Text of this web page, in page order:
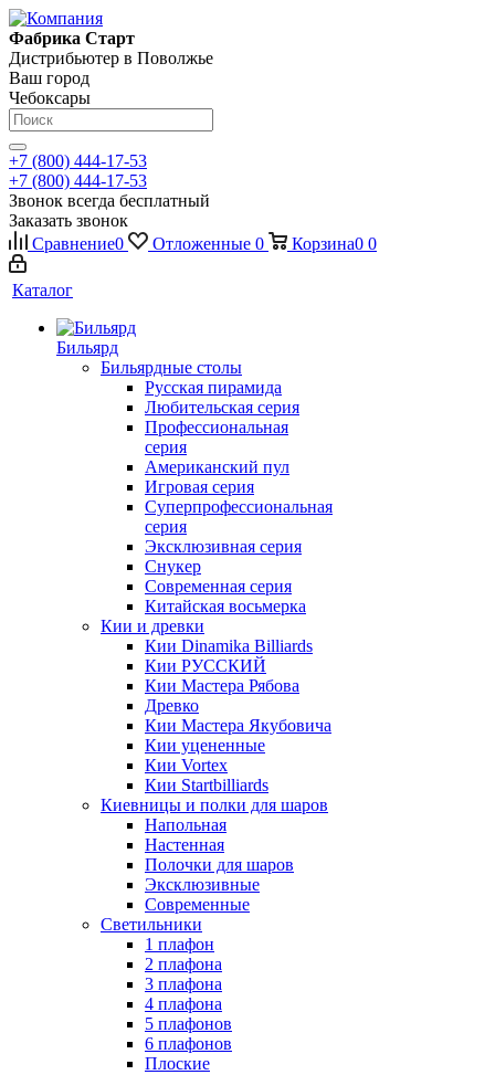
Фабрика Старт
Дистрибьютер в Поволжье
Ваш город
Чебоксары
+7 (800) 444-17-53
+7 (800) 444-17-53
Звонок всегда бесплатный
Заказать звонок
Сравнение0 Отложенные 0 Корзина0 0
Каталог
Бильярд
Бильярдные столы
Русская пирамида
Любительская серия
Профессиональная
серия
Американский пул
Игровая серия
Суперпрофессиональная
серия
Эксклюзивная серия
Снукер
Современная серия
Китайская восьмерка
Кии и древки
Кии Dinamika Billiards
Кии РУССКИЙ
Кии Мастера Рябова
Древко
Кии Мастера Якубовича
Кии уцененные
Кии Vortex
Кии Startbilliards
Киевницы и полки для шаров
Напольная
Настенная
Полочки для шаров
Эксклюзивные
Современные
Светильники
1 плафон
2 плафона
3 плафона
4 плафона
5 плафонов
6 плафонов
Плоские